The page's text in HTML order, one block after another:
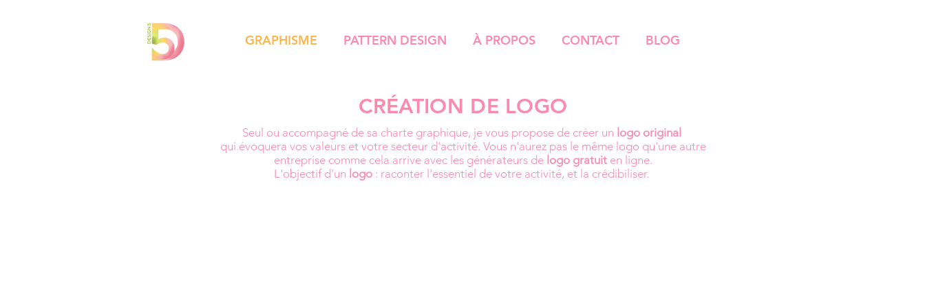
GRAPHISME PATTERN DESIGN À PROPOS CONTACT BLOG
CRÉATION DE LOGO
Seul ou accompagné de sa charte graphique, je vous propose de créer un logo original
qui évoquera vos valeurs et votre secteur d'activité. Vous n'aurez pas le même logo qu'une autre
entreprise comme cela arrive avec les générateurs de logo gratuiten ligne.
L'objectif d'un logo : raconter l'essentiel de votre activité, et la crédibiliser.